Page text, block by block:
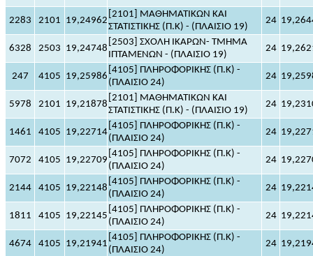
2283 2101 19,24962
[2101] ΜΑΘΗΜΑΤΙΚΩΝ ΚΑΙ
ΣΤΑΤΙΣΤΙΚΗΣ (Π.Κ) - (ΠΛΑΙΣΙΟ 19)
24
6328 2503 19,24748
[2503] ΣΧΟΛΗ ΙΚΑΡΩΝ- ΤΜΗΜΑ
ΙΠΤΑΜΕΝΩΝ - (ΠΛΑΙΣΙΟ 19)
24
247 4105 19,25986
[4105] ΠΛΗΡΟΦΟΡΙΚΗΣ (Π.Κ) -
(ΠΛΑΙΣΙΟ 24)
24
5978 2101 19,21878
[2101] ΜΑΘΗΜΑΤΙΚΩΝ ΚΑΙ
ΣΤΑΤΙΣΤΙΚΗΣ (Π.Κ) - (ΠΛΑΙΣΙΟ 19)
24
1461 4105 19,22714
[4105] ΠΛΗΡΟΦΟΡΙΚΗΣ (Π.Κ) -
(ΠΛΑΙΣΙΟ 24)
24
7072 4105 19,22709
[4105] ΠΛΗΡΟΦΟΡΙΚΗΣ (Π.Κ) -
(ΠΛΑΙΣΙΟ 24)
24
2144 4105 19,22148
[4105] ΠΛΗΡΟΦΟΡΙΚΗΣ (Π.Κ) -
(ΠΛΑΙΣΙΟ 24)
24
1811 4105 19,22145
[4105] ΠΛΗΡΟΦΟΡΙΚΗΣ (Π.Κ) -
(ΠΛΑΙΣΙΟ 24)
24
4674 4105 19,21941
[4105] ΠΛΗΡΟΦΟΡΙΚΗΣ (Π.Κ) -
(ΠΛΑΙΣΙΟ 24)
24